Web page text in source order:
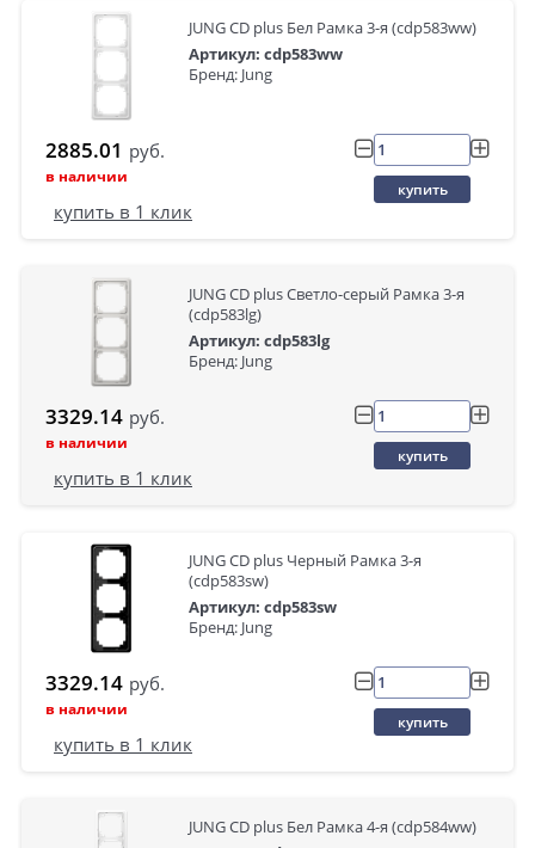
JUNG CD plus Бел Рамка 3-я (cdp583ww)
Артикул: cdp583ww
Бренд: Jung
2885.01 руб.
в наличии
купить
купить в 1 клик
JUNG CD plus Светло-серый Рамка 3-я
(cdp583lg)
Артикул: cdp583lg
Бренд: Jung
3329.14 руб.
в наличии
купить
купить в 1 клик
JUNG CD plus Черный Рамка 3-я
(cdp583sw)
Артикул: cdp583sw
Бренд: Jung
3329.14 руб.
в наличии
купить
купить в 1 клик
JUNG CD plus Бел Рамка 4-я (cdp584ww)